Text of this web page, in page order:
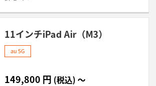
11インチiPad Air（M3）
au 5G
149,800 円 (税込) ～